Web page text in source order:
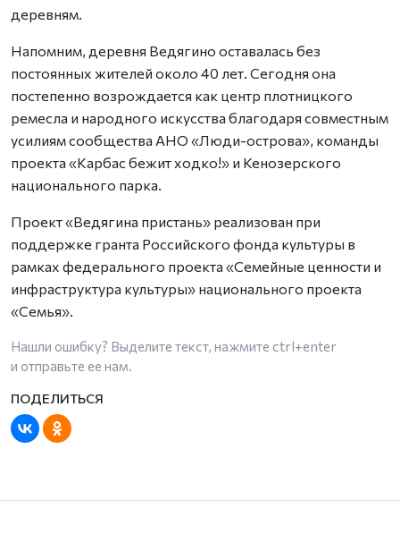
деревням.
Напомним, деревня Ведягино оставалась без
постоянных жителей около 40 лет. Сегодня она
постепенно возрождается как центр плотницкого
ремесла и народного искусства благодаря совместным
усилиям сообщества АНО «Люди-острова», команды
проекта «Карбас бежит ходко!» и Кенозерского
национального парка.
Проект «Ведягина пристань» реализован при
поддержке гранта Российского фонда культуры в
рамках федерального проекта «Семейные ценности и
инфраструктура культуры» национального проекта
«Семья».
Нашли ошибку? Выделите текст, нажмите ctrl+enter
и отправьте ее нам.